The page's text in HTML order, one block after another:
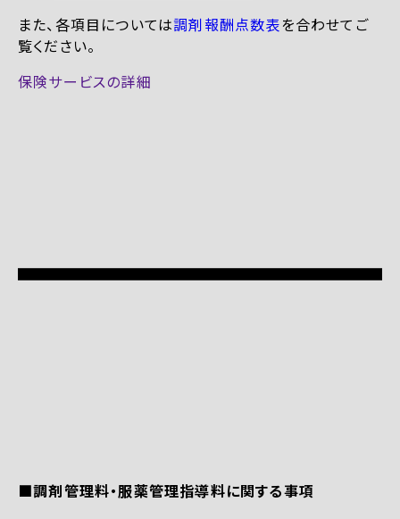
また、各項目については調剤報酬点数表を合わせてご
覧ください。
保険サービスの詳細
■調剤管理料・服薬管理指導料に関する事項